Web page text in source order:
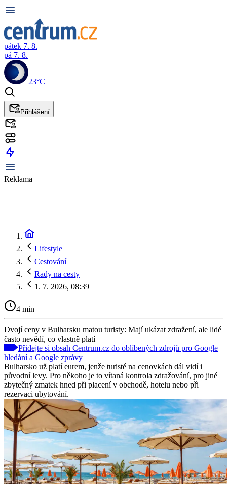
pátek 7. 8.
pá 7. 8.
23°C
Přihlášení
Reklama
Lifestyle
Cestování
Rady na cesty
1. 7. 2026, 08:39
4 min
Dvojí ceny v Bulharsku matou turisty: Mají ukázat zdražení, ale lidé
často nevědí, co vlastně platí
Přidejte si obsah Centrum.cz do oblíbených zdrojů pro Google
hledání a Google zprávy
Bulharsko už platí eurem, jenže turisté na cenovkách dál vidí i
původní levy. Pro někoho je to vítaná kontrola zdražování, pro jiné
zbytečný zmatek hned při placení v obchodě, hotelu nebo při
rezervaci ubytování.